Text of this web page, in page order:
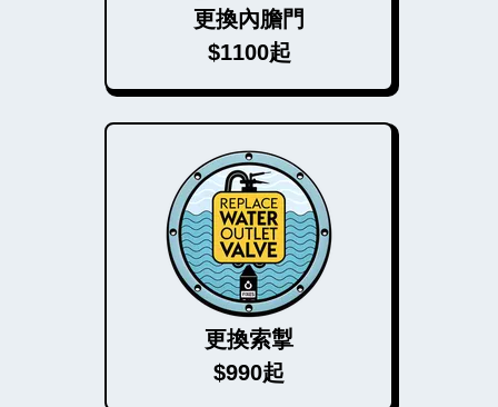
更換內膽門
$1100起
更換索掣
$990起